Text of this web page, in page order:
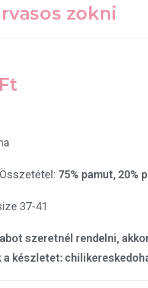
zokni
Ft
75% pamut, 20%
37-41
szeretnél rendelni,
készletet: